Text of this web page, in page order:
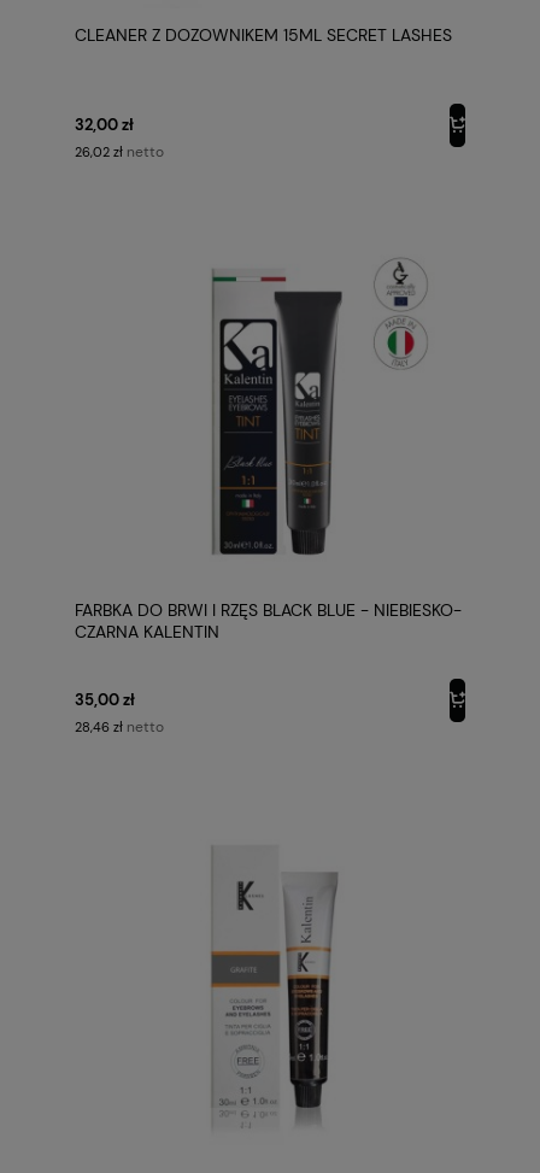
CLEANER Z DOZOWNIKEM 15ML SECRET LASHES
32,00 zł
26,02 zł netto
FARBKA DO BRWI I RZĘS BLACK BLUE - NIEBIESKO-
CZARNA KALENTIN
35,00 zł
28,46 zł netto